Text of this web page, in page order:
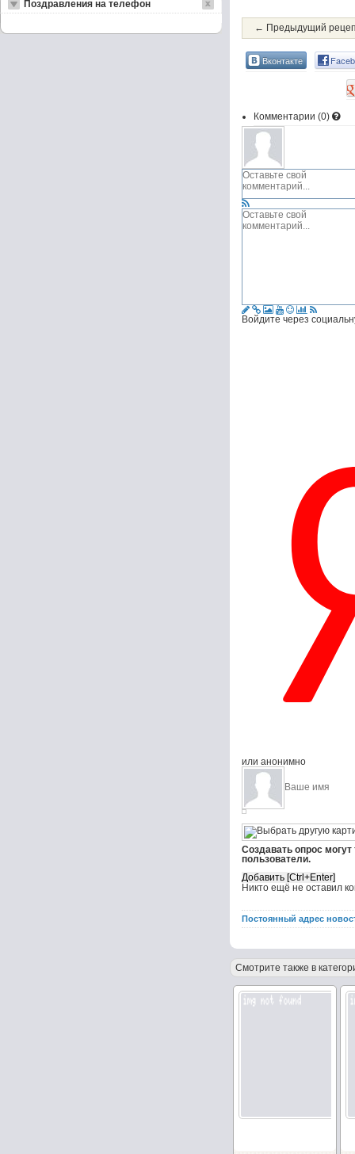
← Предыдущий
Вконтакте
Комментарии (0)
Войдите через
или анонимно
Создавать опрос
пользователи.
Никто ещё не оставил
Постоянный адрес
Смотрите также в
Поздравления на телефон